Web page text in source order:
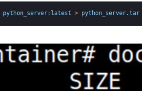
python_server: latest > python_server.tar